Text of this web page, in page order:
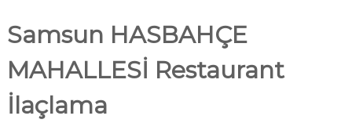
Samsun HASBAHÇE
MAHALLESİ Restaurant
İlaçlama